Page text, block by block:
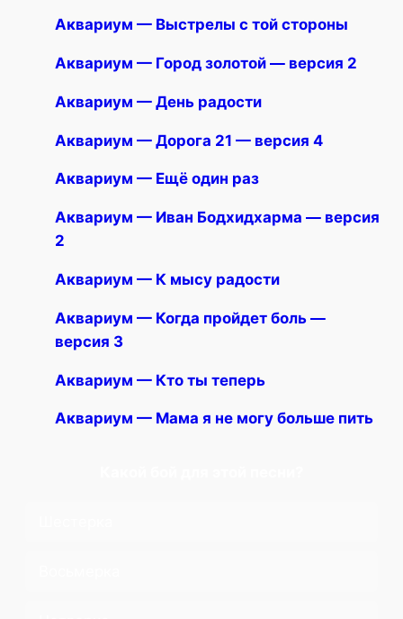
Аквариум — Выстрелы с той стороны
Аквариум — Город золотой — версия 2
Аквариум — День радости
Аквариум — Дорога 21 — версия 4
Аквариум — Ещё один раз
Аквариум — Иван Бодхидхарма — версия
2
Аквариум — К мысу радости
Аквариум — Когда пройдет боль —
версия 3
Аквариум — Кто ты теперь
Аквариум — Мама я не могу больше пить